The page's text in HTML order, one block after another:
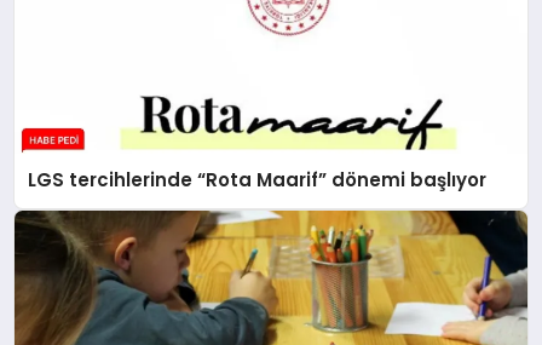
LGS tercihlerinde “Rota Maarif” dönemi başlıyor